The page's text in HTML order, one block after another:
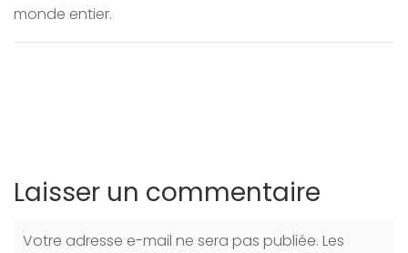
monde entier.
Laisser un commentaire
Votre adresse e-mail ne sera pas publiée. Les